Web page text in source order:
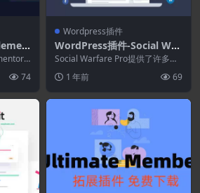
面生
P
74
Wordpress插件
WordPress插件-Social War
fare Pro 4.5.5–WordPress
社交共享插件
Social Warfare Pro提供了许多重
强...1 年前 69